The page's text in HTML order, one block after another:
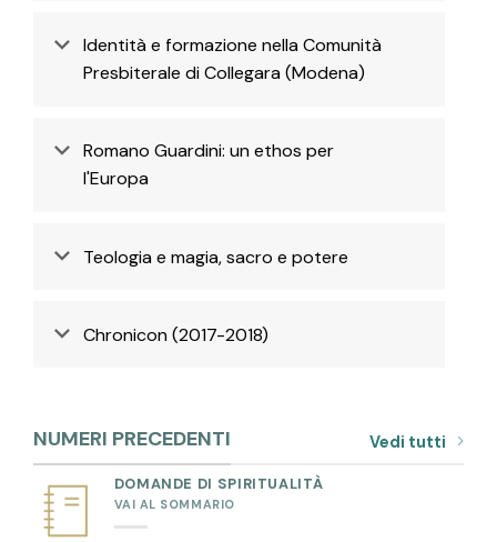
Identità e formazione nella Comunità
Presbiterale di Collegara (Modena)
Romano Guardini: un ethos per
l'Europa
Teologia e magia, sacro e potere
Chronicon (2017-2018)
NUMERI PRECEDENTI Vedi tutti
DOMANDE DI SPIRITUALITÀ
VAI AL SOMMARIO